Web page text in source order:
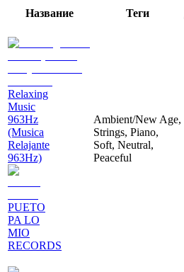
Название Теги
Relaxing
Music
963Hz
(Musica
Relajante
963Hz)
PUETO
PA LO
MIO
RECORDS
Ambient/New Age,
Strings, Piano,
Soft, Neutral,
Peaceful